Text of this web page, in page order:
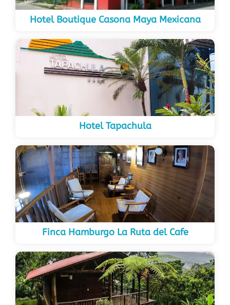
Hotel Boutique Casona Maya Mexicana
Hotel Tapachula
Finca Hamburgo La Ruta del Cafe